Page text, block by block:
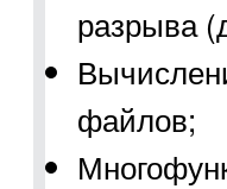
разрыва
файлов;